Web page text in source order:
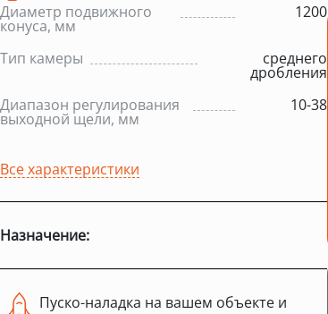
Диаметр подвижного
конуса, мм
1200
Тип камеры среднего
дробления
Диапазон регулирования
выходной щели, мм
10-38
Все характеристики
Назначение:
Пуско-наладка на вашем объекте и